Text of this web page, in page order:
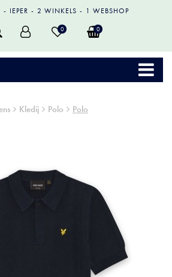
IEPER 2 WINKELS 1 WEBSHOP
0 0
Kledij Polo Polo